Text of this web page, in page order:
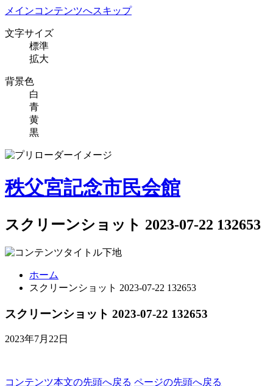
メインコンテンツへスキップ
文字サイズ
標準
拡大
背景色
白
青
黄
黒
秩父宮記念市民会館
スクリーンショット 2023-07-22 132653
ホーム
スクリーンショット 2023-07-22 132653
スクリーンショット 2023-07-22 132653
2023年7月22日
コンテンツ本文の先頭へ戻る ページの先頭へ戻る